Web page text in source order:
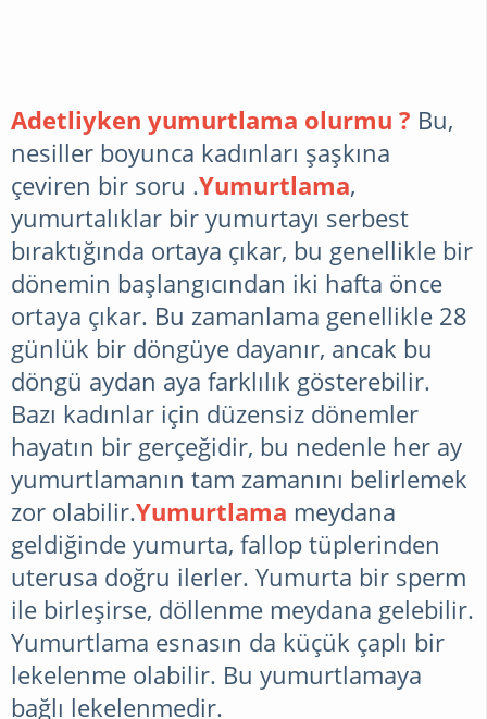
CILT
BAKIMI
DIYET
ÖRGÜ
MAGAZIN
MUTFAK
BILGILERI
PRATIK
BILGILER
Adetliyken yumurtlama olurmu ? Bu,
nesiller boyunca kadınları şaşkına
çeviren bir soru .Yumurtlama,
yumurtalıklar bir yumurtayı serbest
bıraktığında ortaya çıkar, bu genellikle bir
dönemin başlangıcından iki hafta önce
ortaya çıkar. Bu zamanlama genellikle 28
günlük bir döngüye dayanır, ancak bu
döngü aydan aya farklılık gösterebilir.
Bazı kadınlar için düzensiz dönemler
hayatın bir gerçeğidir, bu nedenle her ay
yumurtlamanın tam zamanını belirlemek
zor olabilir.Yumurtlama meydana
geldiğinde yumurta, fallop tüplerinden
uterusa doğru ilerler. Yumurta bir sperm
ile birleşirse, döllenme meydana gelebilir.
Yumurtlama esnasın da küçük çaplı bir
lekelenme olabilir. Bu yumurtlamaya
bağlı lekelenmedir.